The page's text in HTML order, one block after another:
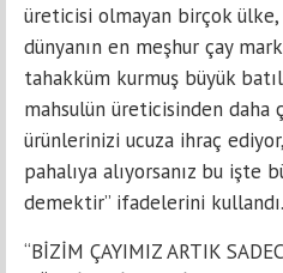
üreticisi olmayan birçok
dünyanın en meşhur çay
tahakküm kurmuş büyük
mahsulün üreticisinden daha
ürünlerinizi ucuza ihraç
pahalıya alıyorsanız bu işte
demektir” ifadelerini kullandı.
“BİZİM ÇAYIMIZ ARTIK